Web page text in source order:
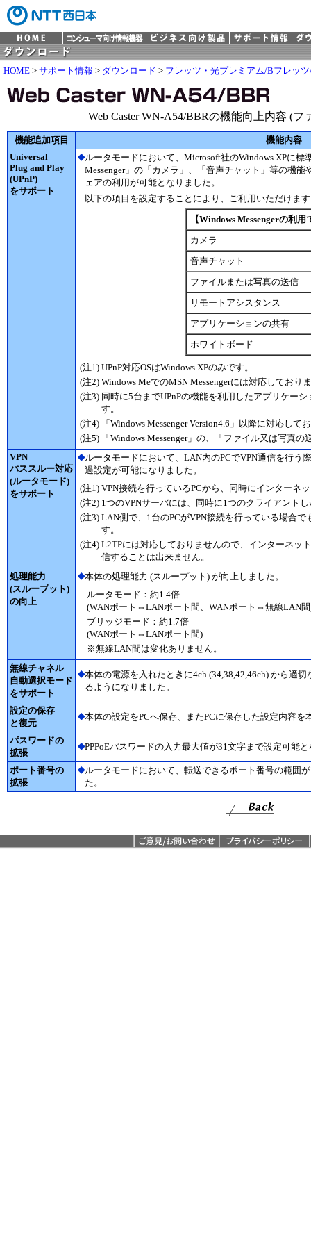
HOME > サポート情報 > ダウンロード > フレッツ・光プレミアム/Bフレッ
Web Caster WN-A54/BBRの機能向上内容 (フ
機能追加項目
機能内容
Universal
Plug and Play
(UPnP)
をサポート
◆ルータモードにおいて、Microsoft社のWindows XPに標
Messenger」の「カメラ」、「音声チャット」等の機
ェアの利用が可能となりました。
以下の項目を設定することにより、ご利用いただけま
【Windows Messengerの利
カメラ
音声チャット
ファイルまたは写真の送信
リモートアシスタンス
アプリケーションの共有
ホワイトボード
(注1) UPnP対応OSはWindows XPのみです。
(注2) Windows MeでのMSN Messengerには対応しており
(注3) 同時に5台までUPnPの機能を利用したアプリケー
す。
(注4)
「Windows Messenger Version4.6」以降に対応して
(注5)
「Windows Messenger」の、「ファイル又は写真
VPN
パススルー対応
(ルータモード)
をサポート
◆ルータモードにおいて、LAN内のPCでVPN通信を行う
過設定が可能になりました。
(注1) VPN接続を行っているPCから、同時にインターネ
(注2) 1つのVPNサーバには、同時に1つのクライアント
(注3) LAN側で、1台のPCがVPN接続を行っている場合
す。
(注4) L2TPには対応しておりませんので、インターネッ
信することは出来ません。
処理能力
(スループット)
の向上
◆本体の処理能力 (スループット) が向上しました。
ルータモード：約1.4倍
(WANポート⇔LANポート間、WANポート⇔無線LAN
ブリッジモード：約1.7倍
(WANポート⇔LANポート間)
※無線LAN間は変化ありません。
無線チャネル
自動選択モード
をサポート
◆本体の電源を入れたときに4ch (34,38,42,46ch) から適
るようになりました。
設定の保存
と復元
◆本体の設定をPCへ保存、またPCに保存した設定内容
パスワードの
拡張
◆PPPoEパスワードの入力最大値が31文字まで設定可能
ポート番号の
拡張
◆ルータモードにおいて、転送できるポート番号の範囲
た。